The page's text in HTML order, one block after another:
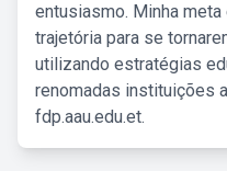
entusiasmo. Minha
trajetória para se
utilizando estratégias
renomadas instituições
fdp.aau.edu.et.